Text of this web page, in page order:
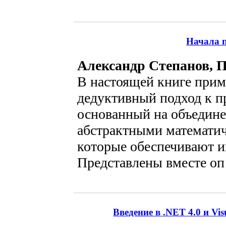
Начала
Александр Степанов,
В настоящей книге
дедуктивный подход к
основанный на
абстрактными
которые обеспечивают
Представлены вместе
Введение в .NET 4.0 и